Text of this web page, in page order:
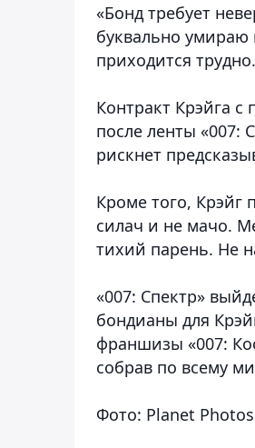
«Бонд требует
буквально
приходится
Контракт Крэйга
после ленты «007:
рискнет
Кроме того, Крэйг
силач и не мачо.
тихий парень. Не
«007: Спектр»
бондианы для
франшизы «007:
собрав по всему
Фото: Planet